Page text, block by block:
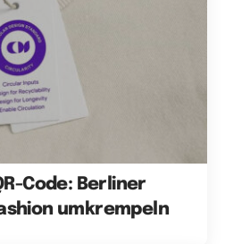
Code: Berliner
umkrempeln